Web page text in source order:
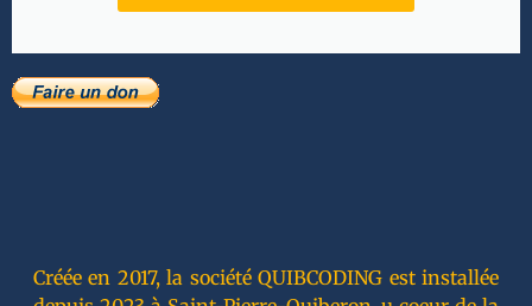
Créée en 2017, la société QUIBCODING est installée